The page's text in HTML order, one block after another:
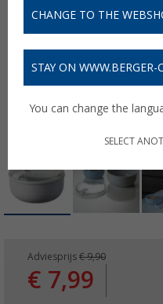
Adviesprijs € 9,90
€ 7,99
CHANGE TO THE
STAY ON
You can change the
SELECT